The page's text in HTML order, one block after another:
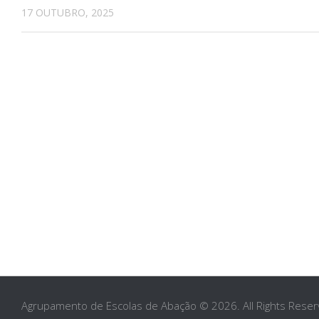
17 OUTUBRO, 2025
Agrupamento de Escolas de Abação © 2026. All Rights